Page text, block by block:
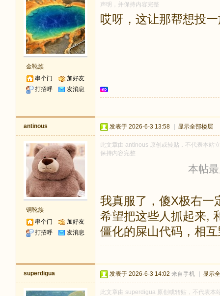
金靴族
串个门
加好友
打招呼
发消息
声明，并保持内容完整
哎呀，这让那帮想投
antinous
铜靴族
串个门
加好友
打招呼
发消息
发表于 2026-6-3 13:58 显示全部楼层
此文章由 antinous 原创或转贴，不代表本站
保持内容完整
本帖
我真服了，傻X极右一
希望把这些人抓起来,
僵化的屎山代码，相
superdigua 发表于 2026-6-3 14:02 来自手机 显示
此文章由 superdigua 原创或转贴，不代表本